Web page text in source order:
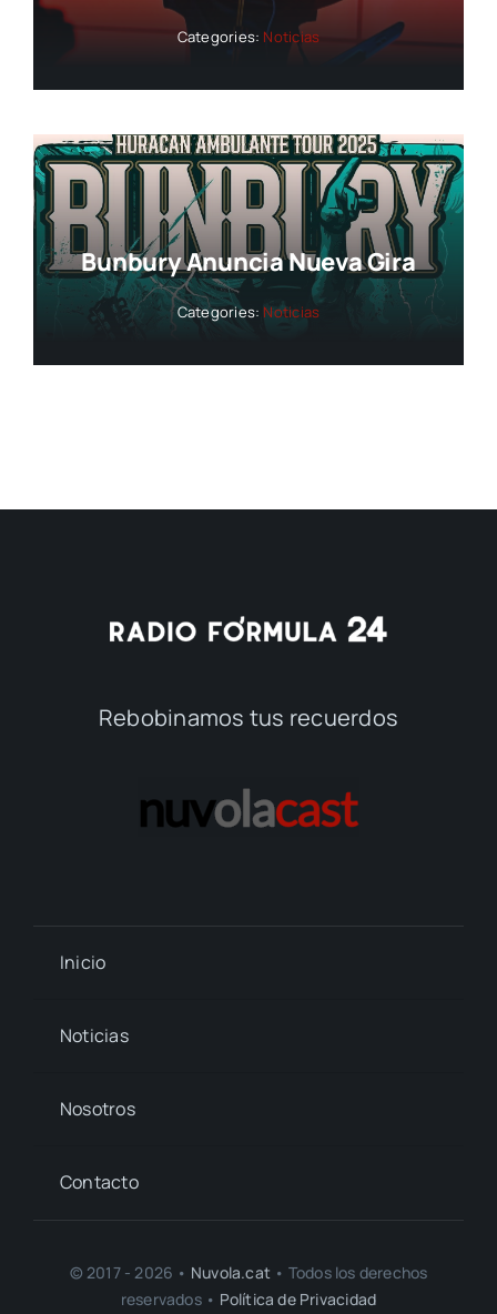
Categories: Noticias
Bunbury Anuncia Nueva Gira
Categories: Noticias
Rebobinamos tus recuerdos
Inicio
Noticias
Nosotros
Contacto
© 2017 - 2026 • Nuvola.cat • Todos los derechos
reservados • Política de Privacidad